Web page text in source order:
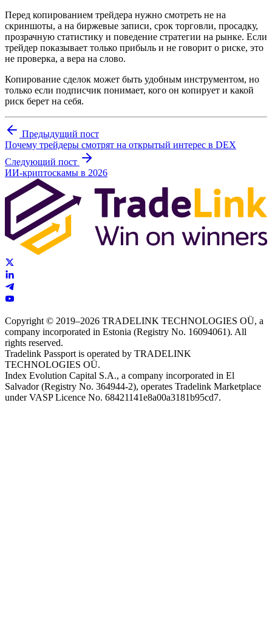
Перед копированием трейдера нужно смотреть не на
скриншоты, а на биржевые записи, срок торговли, просадку,
прозрачную статистику и поведение стратегии на рынке. Если
трейдер показывает только прибыль и не говорит о риске, это
не проверка, а вера на слово.
Копирование сделок может быть удобным инструментом, но
только если подписчик понимает, кого он копирует и какой
риск берет на себя.
Предыдущий пост
Почему трейдеры смотрят на открытый интерес в DEX
Следующий пост
ИИ-криптоскамы в 2026
Copyright © 2019–2026 TRADELINK TECHNOLOGIES OÜ, a
company incorporated in Estonia (Registry No. 16094061). All
rights reserved.
Tradelink Passport is operated by TRADELINK
TECHNOLOGIES OÜ.
Index Evolution Capital S.A., a company incorporated in El
Salvador (Registry No. 364944-2), operates Tradelink Marketplace
under VASP Licence No. 68421141e8a00a3181b95cd7.